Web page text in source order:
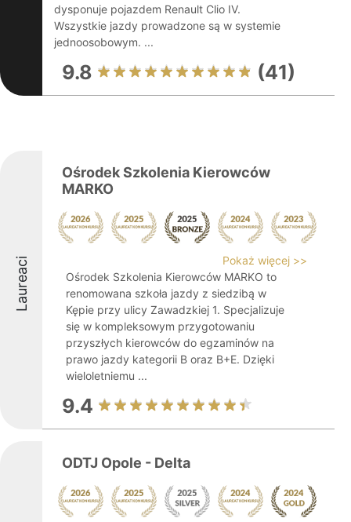
dysponuje pojazdem Renault Clio IV.
Wszystkie jazdy prowadzone są w systemie
jednoosobowym. ...
9.8 (41)
Laureaci
Ośrodek Szkolenia Kierowców
MARKO
Pokaż więcej >>
Ośrodek Szkolenia Kierowców MARKO to
renomowana szkoła jazdy z siedzibą w
Kępie przy ulicy Zawadzkiej 1. Specjalizuje
się w kompleksowym przygotowaniu
przyszłych kierowców do egzaminów na
prawo jazdy kategorii B oraz B+E. Dzięki
wieloletniemu ...
9.4
ODTJ Opole - Delta